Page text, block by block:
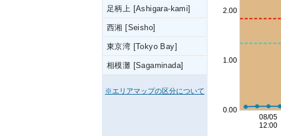
足柄上 [Ashigara-kami]
西湘 [Seisho]
東京湾 [Tokyo Bay]
相模灘 [Sagaminada]
※エリアマップの区分について